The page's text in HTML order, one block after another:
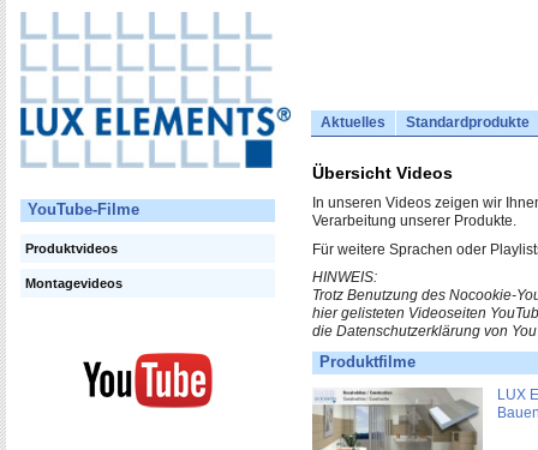
Aktuelles Standardprodukte
YouTube-Filme
Produktvideos
Montagevideos
Übersicht Videos
In unseren Videos zeigen wir
Verarbeitung unserer Produkte.
Für weitere Sprachen oder
HINWEIS:
Trotz Benutzung des Nocookie-
hier gelisteten Videoseiten
die Datenschutzerklärung von
Produktfilme
LUX